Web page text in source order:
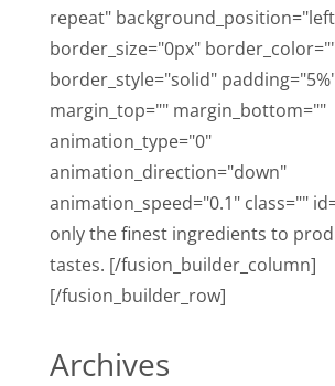
repeat"
border_size="0px"
border_style="solid"
margin_top="" margin_bottom=""
animation_type="0"
animation_direction="down"
animation_speed="0.1" class=""
only the finest ingredients to
tastes. [/fusion_builder_column]
[/fusion_builder_row]
Archives